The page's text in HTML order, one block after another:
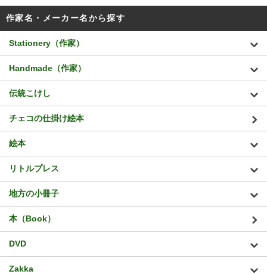
作家名・メーカー名から探す
Stationery（作家）
Handmade（作家）
伝統こけし
チェコの仕掛け絵本
絵本
リトルプレス
地方の小冊子
本（Book）
DVD
Zakka